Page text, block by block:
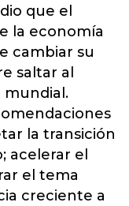
que el
la economía
cambiar su
saltar al
mundial.
la transición
acelerar el
el tema
creciente a